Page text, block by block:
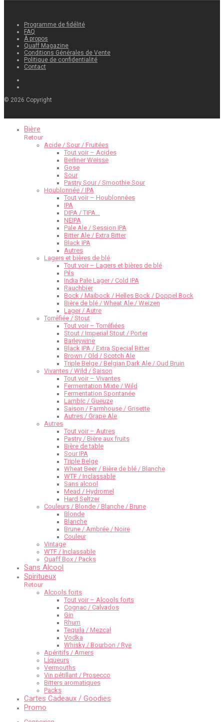
Programme de fidélité
FAQ
À propos
Quaff Magazine
Conditions Générales de Vente
Politique de confidentialité
Contact
© 2026 Copyright
Bière
Retour
Acide / Sour / Fruitées
Tout voir – Acides
Berliner Weisse
Gose
Sour
Pastry Sour / Smoothie Sour
Houblonnée / IPA
Tout voir – Houblonnées
IPA
DIPA / TIPA…
NEIPA
Pale Ale / Session IPA
Bitter Ale / Extra Bitter
Black IPA
Autres
Lagers et bières de blé
Tout voir – Lagers et bières de blé
Pils
India Pale Lager / Cold IPA
Rauchbier
Bock / Maibock / Helles Bock / Doppel Bock
Bière de blé / Wheat Ale / Weizen
Lager / Autre
Torréfiée / Stout
Tout voir – Torréfiées
Stout / Imperial Stout / Porter
Barleywine
Black IPA / Extra Special Bitter
Brown / Old / Scotch Ale
Triple Belge / Belgian Dark Ale / Oud Bruin
Vivantes / Wild / Saison
Tout voir – Vivantes
Fermentation Mixte / Wild
Fermentation Spontanée
Lambic / Gueuze
Saison / Farmhouse / Grisette
Autres / Grape Ale
Autres
Tout voir – Autres
Pastry / Bière aux fruits
Bière de table
Sour IPA
Triple Belge
Wheat Beer / Bière de blé / Blanche
WTF / Inclassable
Sans alcool
Mead / Hydromel
Hard Seltzer
Couleurs / Blonde / Blanche / Brune
Blonde
Blanche
Brune / Ambrée / Noire
Couleur
Vintage
WTF / Inclassable
Quaff Box / Packs
Sans Alcool
Spiritueux
Retour
Alcools forts
Tout voir – Alcools forts
Cognac / Calvados
Gin
Rhum
Tequila / Mezcal
Vodka
Whisky / Bourbon / Rye
Apéritifs / Amers
Liqueurs
Vermouths
Vin pétillant / Prosecco
Bitters aromatiques
Packs
Cartes Cadeaux / Goodies
Promo